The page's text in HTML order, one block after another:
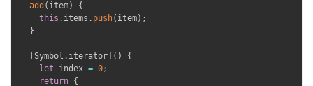
add ( item)
{
this . items . push( item) ;
}
Symbol . iterator ( )
{
let index = 0;
return {